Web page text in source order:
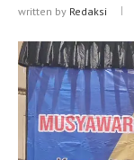
written by Redaksi